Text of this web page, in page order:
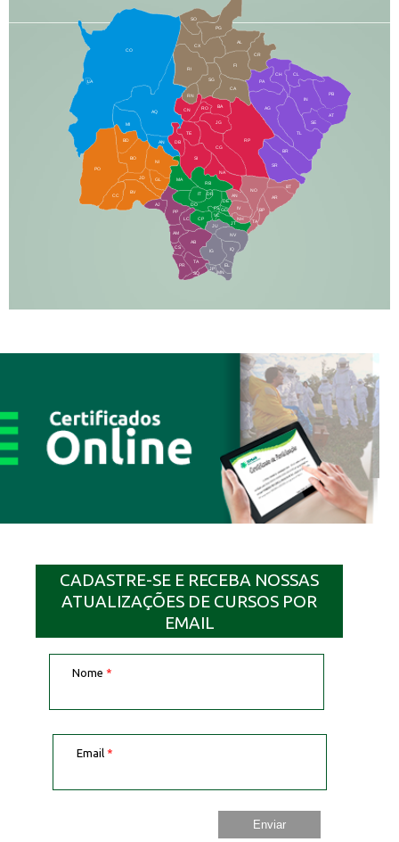
CO
AQ
MI
AN
CX
RI
AL
CR
FI
SG
BA
CA
PA
CH CL
PB
SE
TL
AG
BR
SR
BT
AR
RP
RO
JG
CG
SI
NA
TA
NH
JT
RB
MA
IT
DR
DO
CP
JU
NV
IQ
EL
BD
BO
NI
JD
PO
BV
CC
PP
AJ
LC
AM
AB
JP
DB
TE
CS
PR
TA
SQ
IG
MN
IN
NO
BP
RN
CN
GL
AN
IV
FS
VC
GD
DE
AT
PG
SO
LA
CADASTRE-SE E RECEBA NOSSAS
ATUALIZAÇÕES DE CURSOS POR
EMAIL
Nome *
Email *